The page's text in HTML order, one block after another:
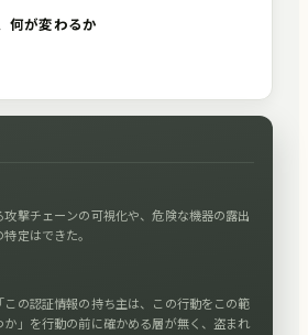
何が変わるか
攻撃チェーンの可視化や、危険な機器の露出
定はできた。
の認証情報の持ち主は、この行動をこの範
か」を行動の前に確かめる層が無く、盗まれ